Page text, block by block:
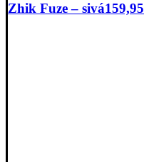
Zhik Fuze – sivá159,95